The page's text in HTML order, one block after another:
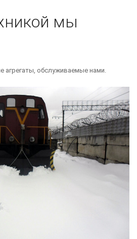
мы
агрегаты, обслуживаемые нами.